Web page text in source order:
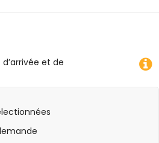
et de